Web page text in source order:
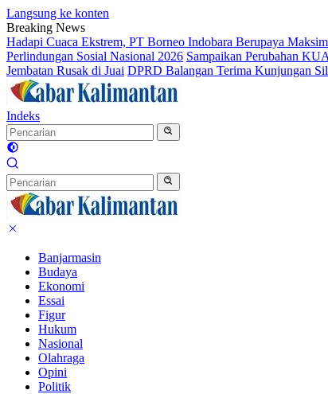
Langsung ke konten
Breaking News
Hadapi Cuaca Ekstrem, PT Borneo Indobara Berupaya
Perlindungan Sosial Nasional 2026 Sampaikan Perubahan
Jembatan Rusak di Juai DPRD Balangan Terima Kunjungan
Indeks
Banjarmasin
Budaya
Ekonomi
Essai
Figur
Hukum
Nasional
Olahraga
Opini
Politik